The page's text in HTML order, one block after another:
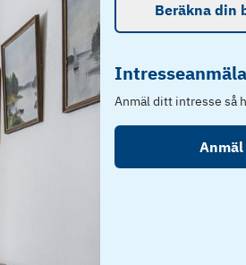
Beräkna din
Anmäl ditt intresse så